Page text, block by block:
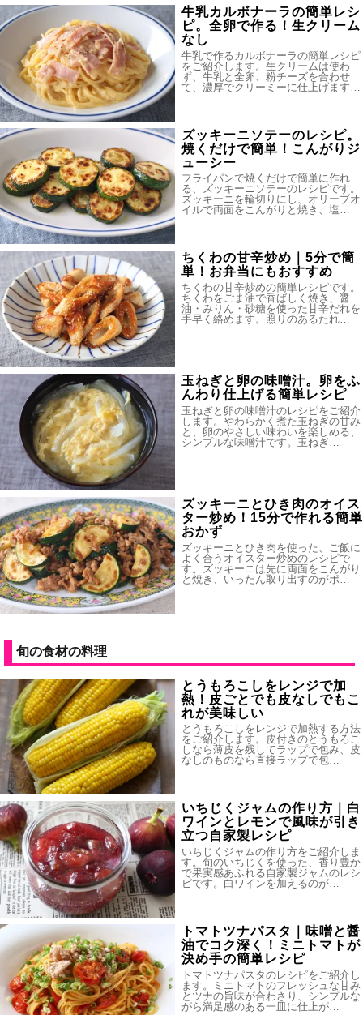
牛乳カルボナーラの簡単レシ
ピ。全卵で作る！生クリーム
なし
牛乳で作るカルボナーラの簡単レシピ
をご紹介します。生クリームは使わ
ず、牛乳と全卵、粉チーズを合わせ
て、濃厚でクリーミーに仕上げます…
ズッキーニソテーのレシピ。
焼くだけで簡単！こんがりジ
ューシー
フライパンで焼くだけで簡単に作れ
る、ズッキーニソテーのレシピです。
ズッキーニを輪切りにし、オリーブオ
イルで両面をこんがりと焼き、塩…
ちくわの甘辛炒め｜5分で簡
単！お弁当にもおすすめ
ちくわの甘辛炒めの簡単レシピです。
ちくわをごま油で香ばしく焼き、醤
油・みりん・砂糖を使った甘辛だれを
手早く絡めます。照りのあるたれ…
玉ねぎと卵の味噌汁。卵をふ
んわり仕上げる簡単レシピ
玉ねぎと卵の味噌汁のレシピをご紹介
します。やわらかく煮た玉ねぎの甘み
と、卵のやさしい味わいを楽しめる、
シンプルな味噌汁です。玉ねぎ…
ズッキーニとひき肉のオイス
ター炒め！15分で作れる簡単
おかず
ズッキーニとひき肉を使った、ご飯に
よく合うオイスター炒めのレシピで
す。ズッキーニは先に両面をこんがり
と焼き、いったん取り出すのがポ…
旬の食材の料理
とうもろこしをレンジで加
熱！皮ごとでも皮なしでもこ
れが美味しい
とうもろこしをレンジで加熱する方法
をご紹介します。皮付きのとうもろこ
しなら薄皮を残してラップで包み、皮
なしのものなら直接ラップで包…
いちじくジャムの作り方｜白
ワインとレモンで風味が引き
立つ自家製レシピ
いちじくジャムの作り方をご紹介しま
す。旬のいちじくを使った、香り豊か
で果実感あふれる自家製ジャムのレシ
ピです。白ワインを加えるのが…
トマトツナパスタ｜味噌と醤
油でコク深く！ミニトマトが
決め手の簡単レシピ
トマトツナパスタのレシピをご紹介し
ます。ミニトマトのフレッシュな甘み
とツナの旨味が合わさり、シンプルな
がら満足感のある一皿に仕上が…